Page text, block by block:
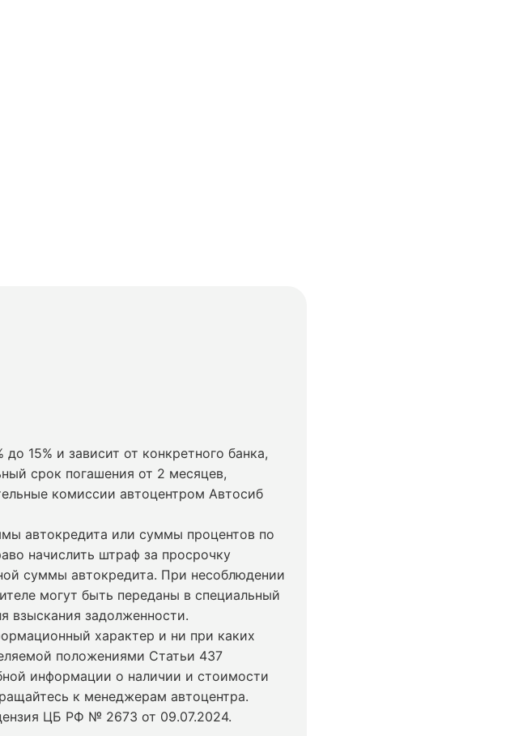
15% и зависит от конкретного банка,
срок погашения от 2 месяцев,
комиссии автоцентром Автосиб
автокредита или суммы процентов по
начислить штраф за просрочку
суммы автокредита. При несоблюдении
могут быть переданы в специальный
взыскания задолженности.
характер и ни при каких
положениями Статьи 437
информации о наличии и стоимости
к менеджерам автоцентра.
ЦБ РФ № 2673 от 09.07.2024.